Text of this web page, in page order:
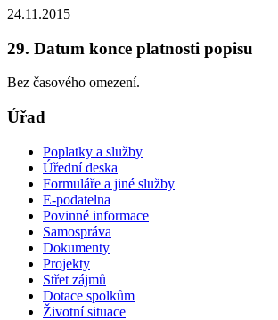
24.11.2015
29. Datum konce platnosti popisu
Bez časového omezení.
Úřad
Poplatky a služby
Úřední deska
Formuláře a jiné služby
E-podatelna
Povinné informace
Samospráva
Dokumenty
Projekty
Střet zájmů
Dotace spolkům
Životní situace